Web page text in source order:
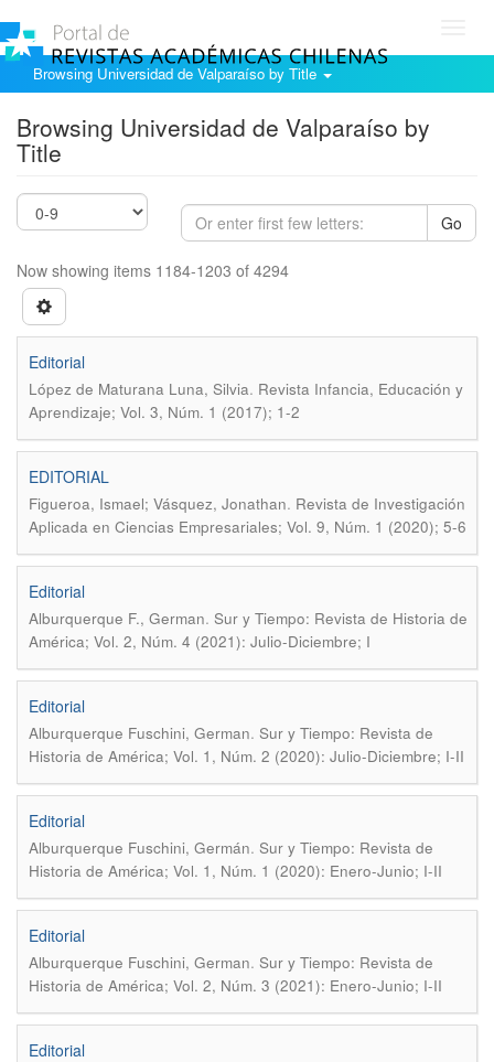
Browsing Universidad de Valparaíso by Title
Browsing Universidad de Valparaíso by
Title
Go
Now showing items 1184-1203 of 4294
Editorial
López de Maturana Luna, Silvia. Revista Infancia, Educación y
Aprendizaje; Vol. 3, Núm. 1 (2017); 1-2
EDITORIAL
Figueroa, Ismael; Vásquez, Jonathan. Revista de Investigación
Aplicada en Ciencias Empresariales; Vol. 9, Núm. 1 (2020); 5-6
Editorial
Alburquerque F., German. Sur y Tiempo: Revista de Historia de
América; Vol. 2, Núm. 4 (2021): Julio-Diciembre; I
Editorial
Alburquerque Fuschini, German. Sur y Tiempo: Revista de
Historia de América; Vol. 1, Núm. 2 (2020): Julio-Diciembre; I-II
Editorial
Alburquerque Fuschini, Germán. Sur y Tiempo: Revista de
Historia de América; Vol. 1, Núm. 1 (2020): Enero-Junio; I-II
Editorial
Alburquerque Fuschini, German. Sur y Tiempo: Revista de
Historia de América; Vol. 2, Núm. 3 (2021): Enero-Junio; I-II
Editorial